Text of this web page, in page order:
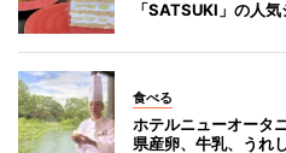
「SATSUKI」の人
食べる
ホテルニューオータ
県産卵、牛乳、うれ